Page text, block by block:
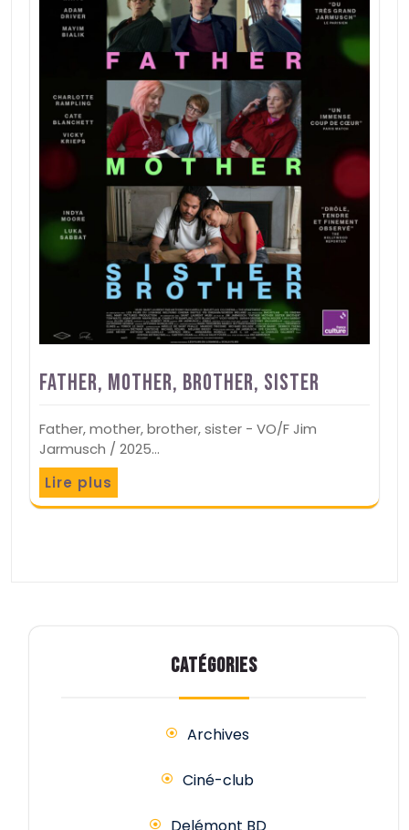
Father, mother, brother, sister
Father, mother, brother, sister - VO/F Jim
Jarmusch / 2025…
Lire plus
CATÉGORIES
Archives
Ciné-club